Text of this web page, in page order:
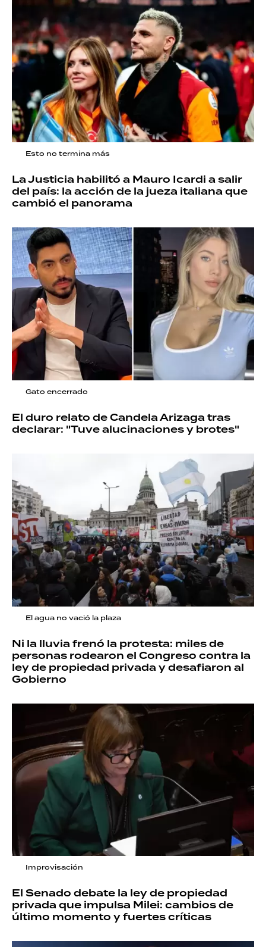
Esto no termina más
La Justicia habilitó a Mauro Icardi a salir
del país: la acción de la jueza italiana que
cambió el panorama
Gato encerrado
El duro relato de Candela Arizaga tras
declarar: "Tuve alucinaciones y brotes"
El agua no vació la plaza
Ni la lluvia frenó la protesta: miles de
personas rodearon el Congreso contra la
ley de propiedad privada y desafiaron al
Gobierno
Improvisación
El Senado debate la ley de propiedad
privada que impulsa Milei: cambios de
último momento y fuertes críticas